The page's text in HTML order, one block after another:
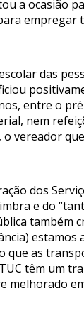
a ocasião
empregar
das
entre o
nem
vereador
dos
e do
também
as
têm um
melhorado